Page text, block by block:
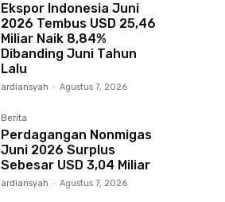
Ekspor Indonesia Juni
2026 Tembus USD 25,46
Miliar Naik 8,84%
Dibanding Juni Tahun
Lalu
ardiansyah - Agustus 7, 2026
Berita
Perdagangan Nonmigas
Juni 2026 Surplus
Sebesar USD 3,04 Miliar
ardiansyah - Agustus 7, 2026